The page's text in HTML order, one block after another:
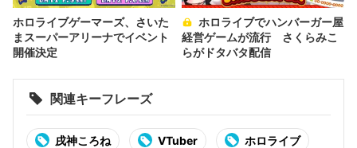
ホロライブゲーマーズ、さいた
まスーパーアリーナでイベント
開催決定
経営ゲームが流行 さくらみこ
らがドタバタ配信
関連キーフレーズ
戌神ころね VTuber ホロライブ